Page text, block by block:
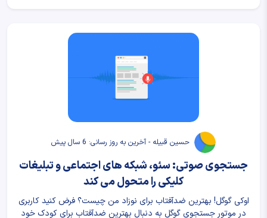
حسین قبیله - آخرین به روز رسانی: 6 سال پیش
جستجوی صوتی: سئو، شبکه های اجتماعی و تبلیغات
کلیکی را متحول می کند
اوکی گوگل! بهترین ضدآفتاب برای نوزاد من چیست؟ فرض کنید کاربری
در موتور جستجوی گوگل به دنبال بهترین ضدآفتاب برای کودک خود